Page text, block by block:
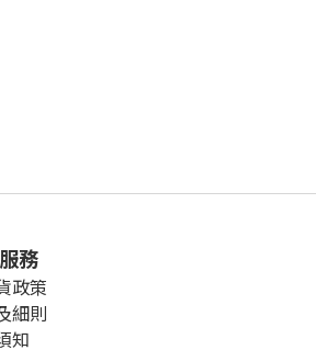
務
政策
細則
知